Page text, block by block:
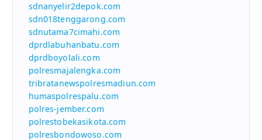
sdnanyelir2depok.com
sdn018tenggarong.com
sdnutama7cimahi.com
dprdlabuhanbatu.com
dprdboyolali.com
polresmajalengka.com
tribratanewspolresmadiun.com
humaspolrespalu.com
polres-jember.com
polrestobekasikota.com
polresbondowoso.com